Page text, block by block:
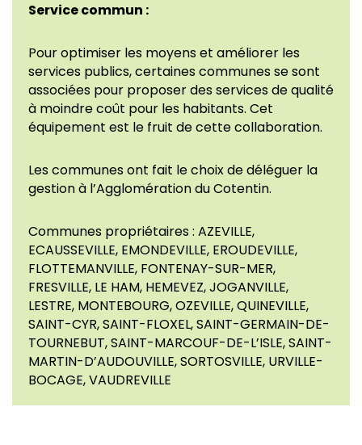
Service commun :
Pour optimiser les moyens et améliorer les
services publics, certaines communes se sont
associées pour proposer des services de qualité
à moindre coût pour les habitants. Cet
équipement est le fruit de cette collaboration.
Les communes ont fait le choix de déléguer la
gestion à l’Agglomération du Cotentin.
Communes propriétaires : AZEVILLE,
ECAUSSEVILLE, EMONDEVILLE, EROUDEVILLE,
FLOTTEMANVILLE, FONTENAY-SUR-MER,
FRESVILLE, LE HAM, HEMEVEZ, JOGANVILLE,
LESTRE, MONTEBOURG, OZEVILLE, QUINEVILLE,
SAINT-CYR, SAINT-FLOXEL, SAINT-GERMAIN-DE-
TOURNEBUT, SAINT-MARCOUF-DE-L’ISLE, SAINT-
MARTIN-D’AUDOUVILLE, SORTOSVILLE, URVILLE-
BOCAGE, VAUDREVILLE